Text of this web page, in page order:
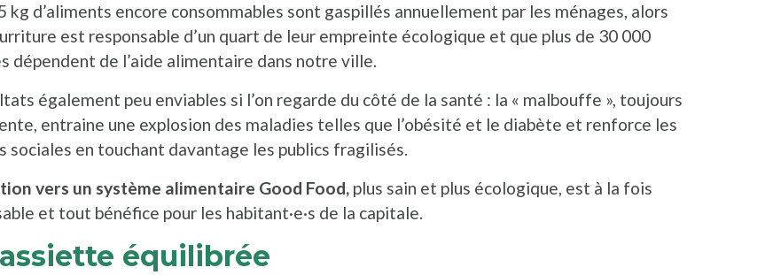
kg d’aliments encore consommables sont gaspillés annuellement par les ménages, alors
est responsable d’un quart de leur empreinte écologique et que plus de 30 000
dépendent de l’aide alimentaire dans notre ville.
également peu enviables si l’on regarde du côté de la santé : la « malbouffe », toujours
entraine une explosion des maladies telles que l’obésité et le diabète et renforce les
sociales en touchant davantage les publics fragilisés.
vers un système alimentaire Good Food, plus sain et plus écologique, est à la fois
et tout bénéfice pour les habitant·e·s de la capitale.
équilibrée